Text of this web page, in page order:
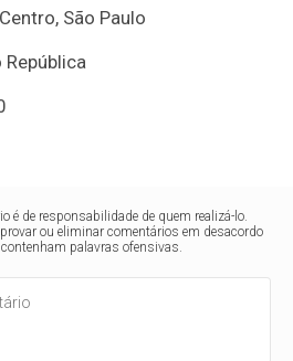
São Paulo
é de responsabilidade de quem realizá-lo.
ou eliminar comentários em desacordo
palavras ofensivas.